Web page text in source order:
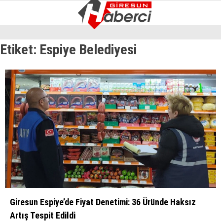
GÜNDEM
EKONOMI
SIYASET
ASAYIŞ
SPOR
YAŞAM
EĞITIM
SAĞLIK
Etiket: Espiye Belediyesi
Giresun Espiye’de Fiyat Denetimi: 36 Üründe Haksız
Artış Tespit Edildi